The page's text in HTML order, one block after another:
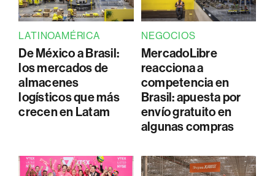
LATINOAMÉRICA
De México a Brasil:
los mercados de
almacenes
logísticos que más
crecen en Latam
NEGOCIOS
MercadoLibre
reacciona a
competencia en
Brasil: apuesta por
envío gratuito en
algunas compras